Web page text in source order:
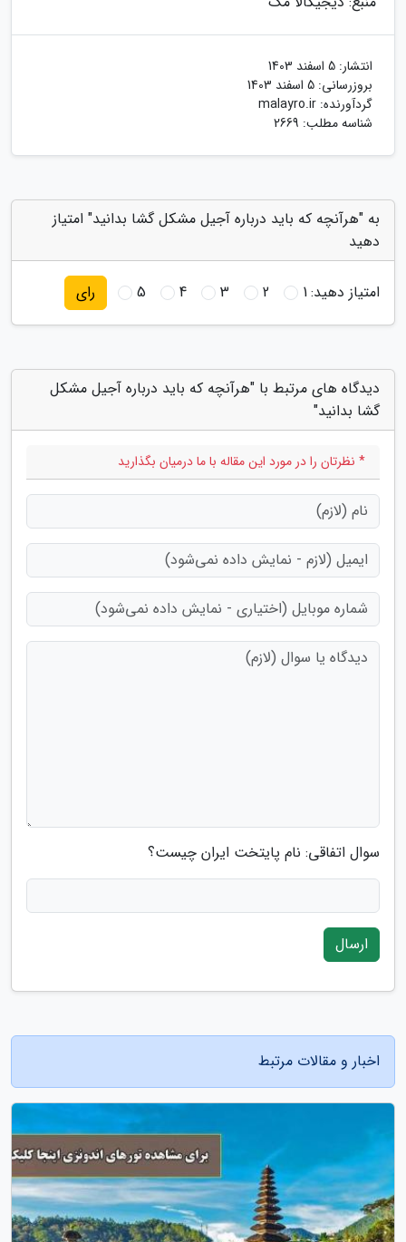
انتشار: 5 اسفند 1403
بروزرسانی: 5 اسفند 1403
گردآورنده: malayro.ir
شناسه مطلب: 2669
به "هرآنچه که باید درباره آجیل مشکل گشا بدانید" امتیاز
دهید
امتیاز دهید:1
2
3
4
5 رای
دیدگاه های مرتبط با "هرآنچه که باید درباره آجیل مشکل
گشا بدانید"
* نظرتان را در مورد این مقاله با ما درمیان بگذارید
سوال اتفاقی: نام پایتخت ایران چیست؟
ارسال
اخبار و مقالات مرتبط